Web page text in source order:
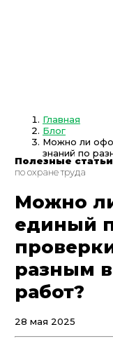
Полезные статьи
по охранетруда
Главная
Блог
Можно ли
знаний по
Можно
единый
разным
работ?
28 мая 2025